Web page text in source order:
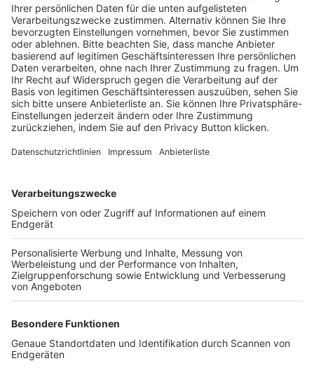
Trainerausbildung
Schulungsangebot Vereinsmitarbeiter
BFV-Geschäftsstellen
Trainerbörse
Login SpielPlus
FOLGE DEM BFV
TOP-VEREINE
TOP-PARTNER